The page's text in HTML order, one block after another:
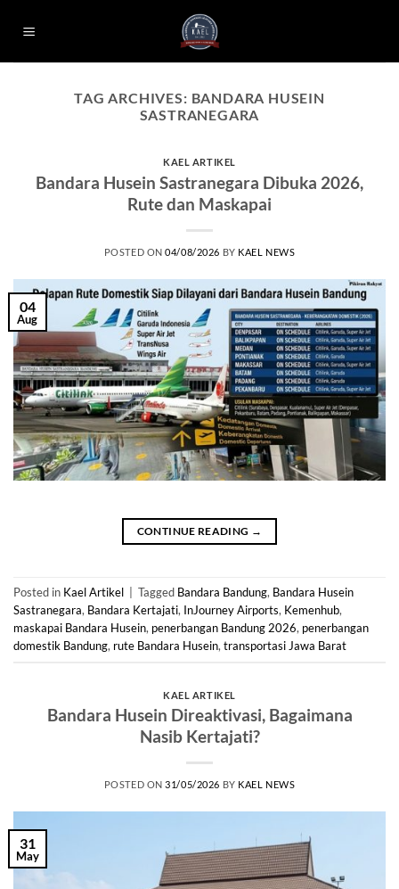
TAG ARCHIVES: BANDARA HUSEIN
SASTRANEGARA
KAEL ARTIKEL
Bandara Husein Sastranegara Dibuka 2026,
Rute dan Maskapai
POSTED ON04/08/2026 BY KAEL NEWS
04
Aug
CONTINUE READING →
Posted in Kael Artikel Tagged Bandara Bandung, Bandara Husein
Sastranegara, Bandara Kertajati, InJourney Airports, Kemenhub,
maskapai Bandara Husein, penerbangan Bandung 2026, penerbangan
domestik Bandung, rute Bandara Husein, transportasi Jawa Barat
KAEL ARTIKEL
Bandara Husein Direaktivasi, Bagaimana
Nasib Kertajati?
POSTED ON31/05/2026 BY KAEL NEWS
31
May